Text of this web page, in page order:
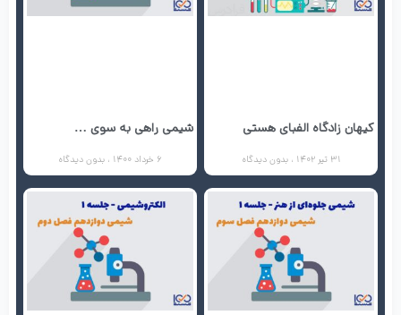
کیهان زادگاه الفبای هستی
31 تیر 1402 بدون دیدگاه
شیمی راهی به سوی …
6 خرداد 1400 بدون دیدگاه